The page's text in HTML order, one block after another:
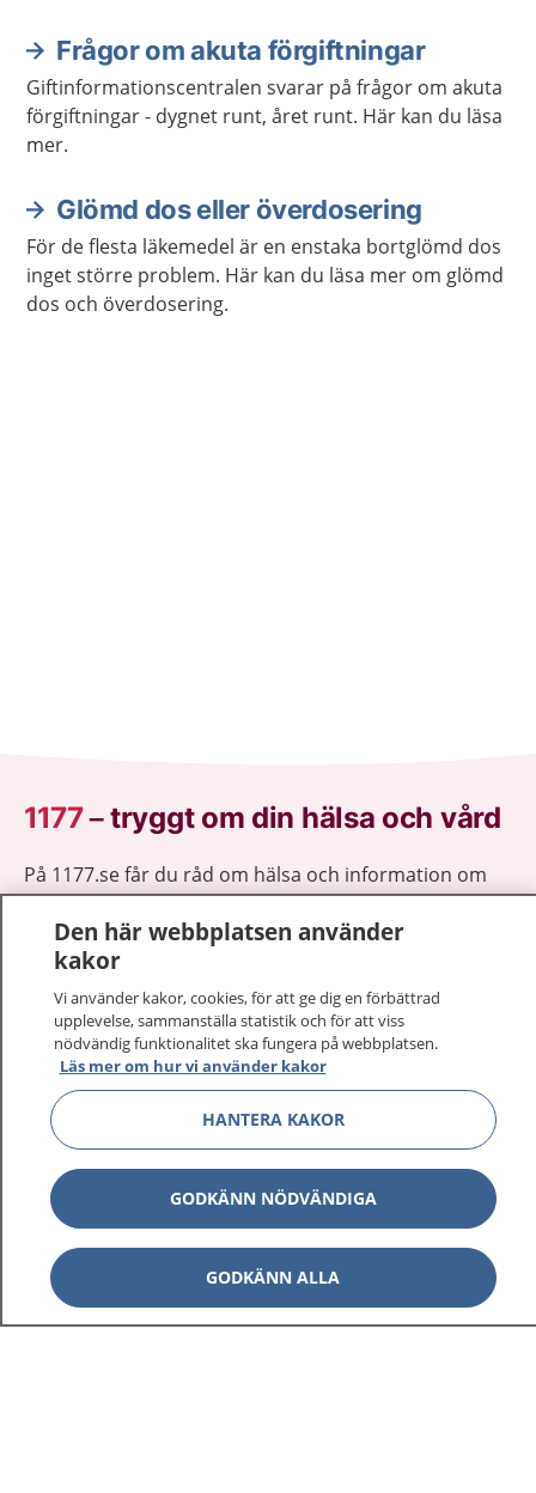
Frågor om akuta förgiftningar
Giftinformationscentralen svarar på frågor om akuta
förgiftningar - dygnet runt, året runt. Här kan du läsa
mer.
Glömd dos eller överdosering
För de flesta läkemedel är en enstaka bortglömd dos
inget större problem. Här kan du läsa mer om glömd
dos och överdosering.
1177–tryggt om din hälsa och vård
På 1177.se får du råd om hälsa och information om
sjukdomar och vilka mottagningar du kan kontakta.
Logga in för att läsa din journal och göra dina
vårdärenden. Ring telefonnummer 1177 för
sjukvårdsrådgivning dygnet runt.
1177 ger dig råd när du vill må bättre.
1177 på flera språk Visa
Om 1177 Visa
Kontakt Visa
Den här webbplatsen använder
kakor
Vi använder kakor, cookies, för att ge dig en förbättrad
upplevelse, sammanställa statistik och för att viss
nödvändig funktionalitet ska fungera på webbplatsen.
Läs mer om hur vi använder kakor
HANTERA KAKOR
GODKÄNN NÖDVÄNDIGA
GODKÄNN ALLA